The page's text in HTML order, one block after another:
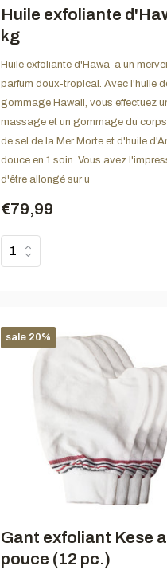
Huile exfoliante
kg
Huile exfoliante d'Hawaï a un
parfum doux-tropical. Avec l'huile
gommage Hawaii, vous effectuez
massage et un gommage du
de sel de la Mer Morte et d'huile
douce en 1 soin. Vous avez
d'être allongé sur u
€79,99
sale 20%
Gant exfoliant Kese
pouce (12 pc.)